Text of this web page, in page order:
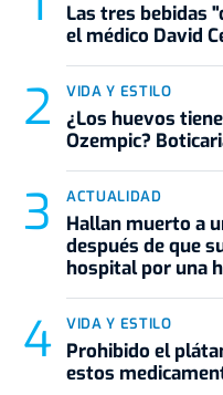
Las tres bebidas
el médico David
VIDA Y ESTILO
¿Los huevos
Ozempic?
ACTUALIDAD
Hallan muerto a
después de que
hospital por una
VIDA Y ESTILO
Prohibido el
estos